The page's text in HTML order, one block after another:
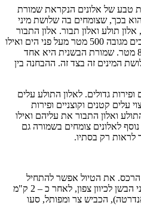
טבע של אלונים הנקראת שמורת
בכך, שצומחים בה שלושת מיני
תולע ואלון תבור. אלון התבור
צומח בדרך כלל רק במקומות הנמוכים מגובה 500 מטר מעל פני הים ואילו
אלון התולע צומח רק מעל גובה 800 מטר. שמורת הבשנית היא אחד
המינים זה בצד זה. ההבחנה בין
ופירות גדולים. לאלון התולע עלים
עלים קטנים וקוצניים ופירות
ואלון התבור את עליהם ואילו
לאלונים צומחים בשמורה גם
לראות רק בסתיו.
הרכס. את הטיול אפשר להתחיל
בתצפית לכיוון סוריה. יוצאים מאלוני הבשן לכיוון צפון, לאחר כ – 2 ק"מ
הכביש צר ומפותל, סעו